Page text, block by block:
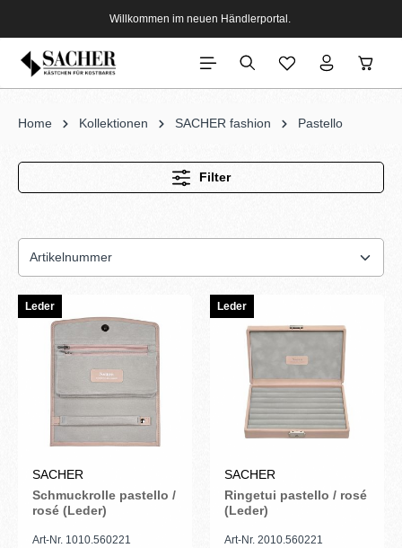
Willkommen im neuen Händlerportal.
Home Kollektionen SACHER fashion Pastello
Filter
Leder
SACHER
Schmuckrolle pastello /
rosé (Leder)
Art-Nr. 1010.560221
Leder
SACHER
Ringetui pastello / rosé
(Leder)
Art-Nr. 2010.560221